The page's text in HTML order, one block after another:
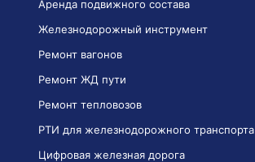
Аренда подвижного состава
Железнодорожный инструмент
Ремонт вагонов
Ремонт ЖД пути
Ремонт тепловозов
РТИ для железнодорожного транспорта
Цифровая железная дорога